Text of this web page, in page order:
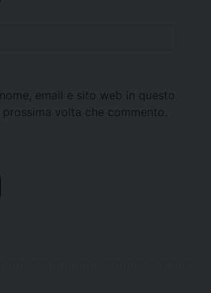
email e sito web in questo
volta che commento.